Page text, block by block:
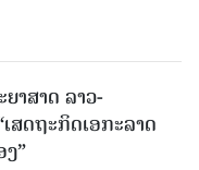
າສາດ ລາວ-
ສດຖະກິດເອກະລາດ
ງ”